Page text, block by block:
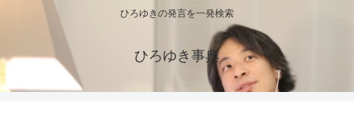
ひろゆきの発言を一発検索
ひろゆき事典